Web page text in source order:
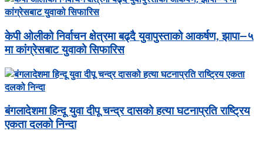
केपी ओलीको निर्वाचन क्षेत्रमा बढ्दै युवापुस्ताको आकर्षण, झापा–५
मा कांग्रेसबाट युवाको सिफारिस
बंगलादेशमा हिन्दू युवा दीपू चन्द्र दासको हत्या घटनाप्रति राष्ट्रिय
एकता दलको निन्दा